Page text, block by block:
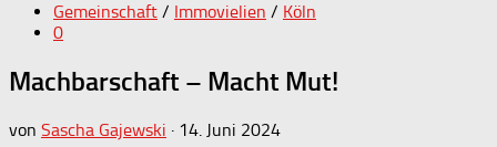
Gemeinschaft / Immovielien / Köln
0
Machbarschaft – Macht Mut!
von Sascha Gajewski · 14. Juni 2024